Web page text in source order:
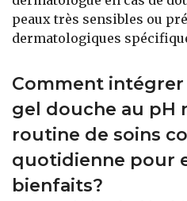
peaux très sensibles ou
dermatologiques
Comment
gel douche au pH
routine de soins
quotidienne pour
bienfaits?